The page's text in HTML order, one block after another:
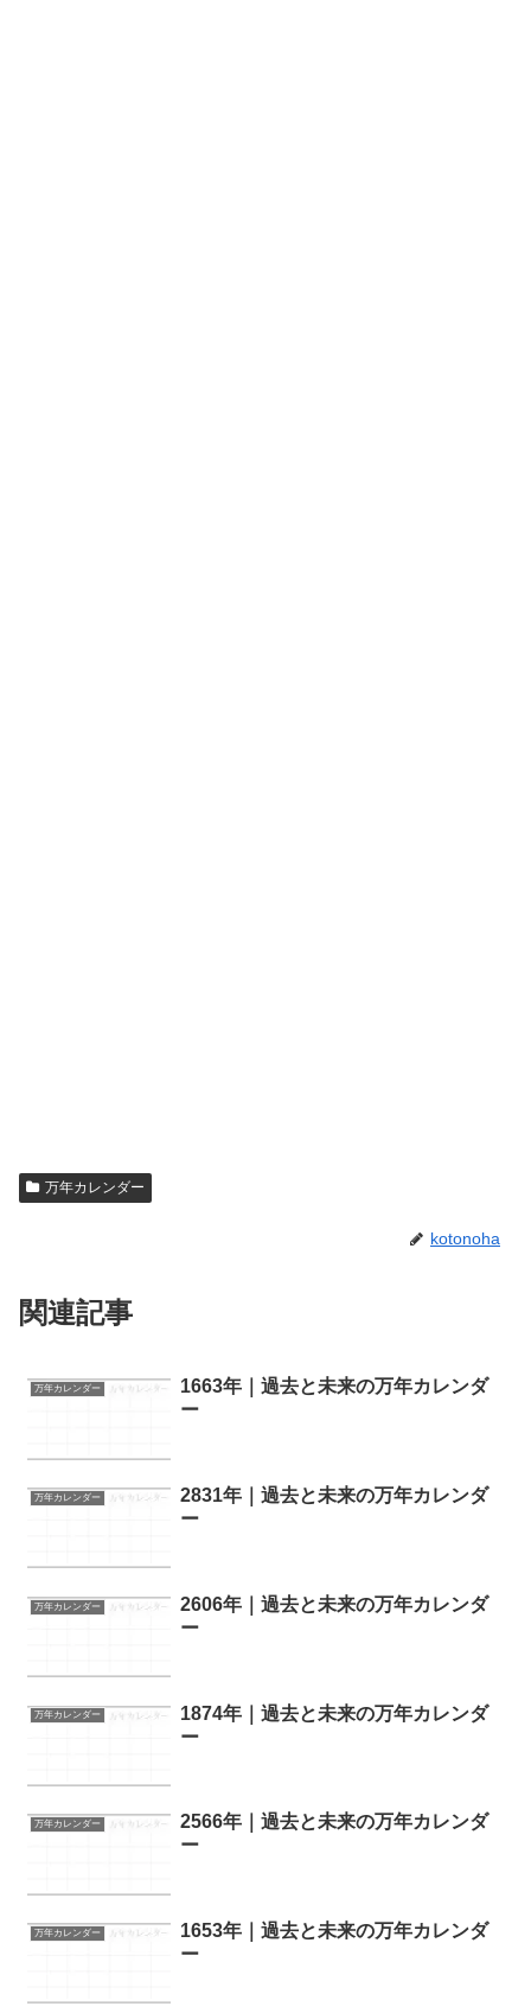
万年カレンダー
kotonoha
関連記事
万年カレンダー
1663年｜過去と未来の万年カレンダ
ー
万年カレンダー
2831年｜過去と未来の万年カレンダ
ー
万年カレンダー
2606年｜過去と未来の万年カレンダ
ー
万年カレンダー
1874年｜過去と未来の万年カレンダ
ー
万年カレンダー
2566年｜過去と未来の万年カレンダ
ー
万年カレンダー
1653年｜過去と未来の万年カレンダ
ー